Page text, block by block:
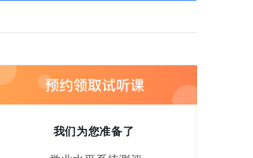
我们为您准备了